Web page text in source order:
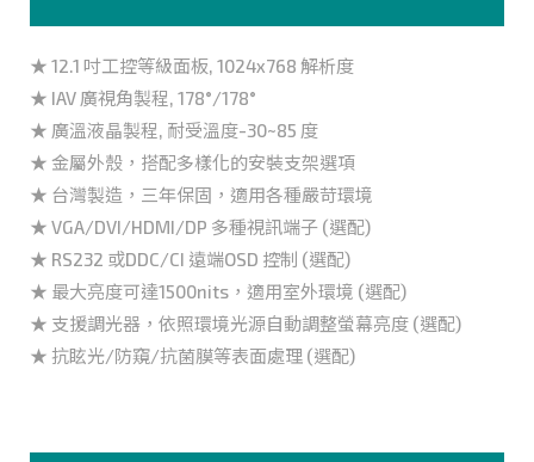
★ 12.1 吋工控等級面板, 1024x768 解析度
★ IAV 廣視角製程, 178°/178°
★ 廣溫液晶製程, 耐受溫度-30~85 度
★ 金屬外殼，搭配多樣化的安裝支架選項
★ 台灣製造，三年保固，適用各種嚴苛環境
★ VGA/DVI/HDMI/DP 多種視訊端子 (選配)
★ RS232 或DDC/CI 遠端OSD 控制 (選配)
★ 最大亮度可達1500nits，適用室外環境 (選配)
★ 支援調光器，依照環境光源自動調整螢幕亮度 (選配)
★ 抗眩光/防窺/抗菌膜等表面處理 (選配)